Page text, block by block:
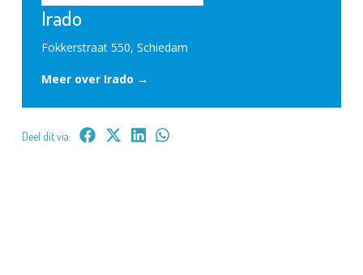
Irado
Fokkerstraat 550, Schiedam
Meer over Irado →
Deel dit via: